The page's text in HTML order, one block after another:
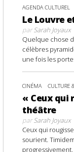
AGENDA CULTUREL
Le Louvre
parSarah Joyaux
Quelque chose
célèbres
une fois les
CINÉMA CULTURE
« Ceux qui
théâtre
parSarah Joyaux
Ceux qui
sourient.